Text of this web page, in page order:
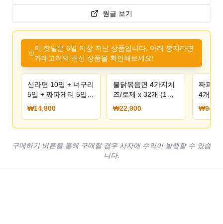
원글 보기
이 핫딜은 6일 이상 지난 상품입니다. 아래 봉지라면
카테고리의 최신 상품을 확인해보세요!
신라면 10입 + 너구리
5입 + 짜파게티 5입
(총 20봉)
₩14,800
불닭볶음면 4가지치
즈/로제 x 32개 (1박
스) 3종 택 1 (22,900
원/무료)
₩22,900
짜파게
4개
₩940
구매하기 버튼을 통해 구매할 경우 사자에 수익이 발생할 수 있습
니다.